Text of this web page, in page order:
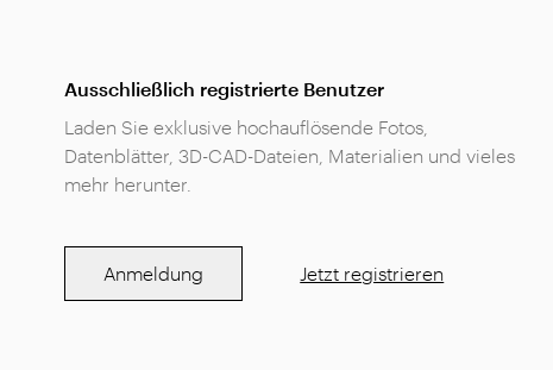
Ausschließlich registrierte Benutzer
Laden Sie exklusive hochauflösende Fotos,
Datenblätter, 3D-CAD-Dateien, Materialien und vieles
mehr herunter.
Anmeldung Jetzt registrieren